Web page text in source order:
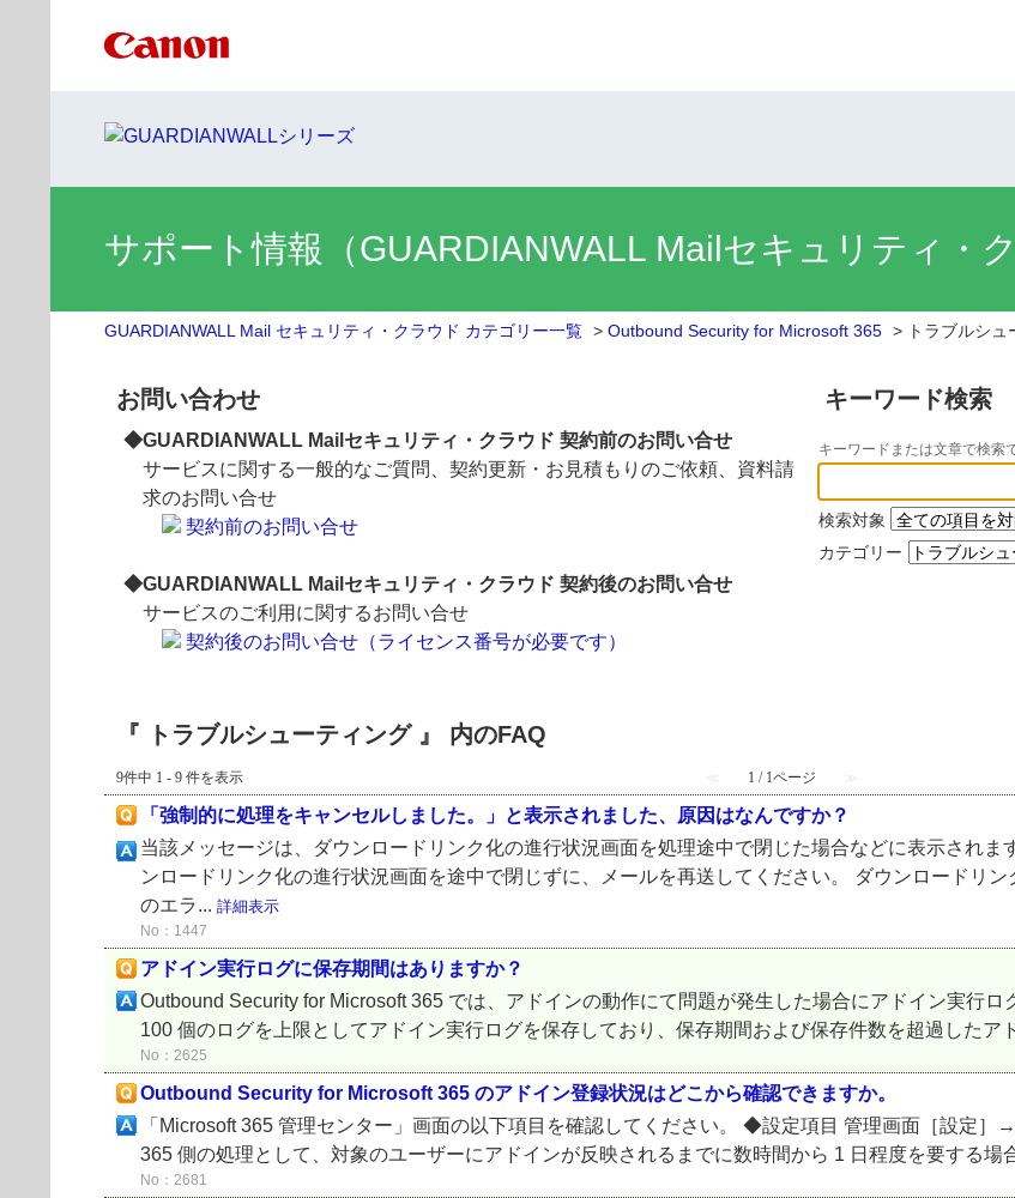
サポート情報（GUARDIANWALL Mailセキュリティ・ク
GUARDIANWALL Mail セキュリティ・クラウド カテゴリー一覧 > Outbound Security for Microsoft 365 > トラブルシ
お問い合わせ
◆GUARDIANWALL Mailセキュリティ・クラウド 契約前のお問い合せ
サービスに関する一般的なご質問、契約更新・お見積もりのご依頼、資料請
求のお問い合せ
契約前のお問い合せ
◆GUARDIANWALL Mailセキュリティ・クラウド 契約後のお問い合せ
サービスのご利用に関するお問い合せ
契約後のお問い合せ（ライセンス番号が必要です）
キーワード検索
キーワードまたは文章で検索
検索対象
カテゴリー
『 トラブルシューティング 』 内のFAQ
9件中 1 - 9 件を表示 ≪ 1 / 1ページ ≫
「強制的に処理をキャンセルしました。」と表示されました、原因はなんですか？
当該メッセージは、ダウンロードリンク化の進行状況画面を処理途中で閉じた場合などに表示され
ンロードリンク化の進行状況画面を途中で閉じずに、メールを再送してください。 ダウンロードリ
のエラ... 詳細表示
No：1447
アドイン実行ログに保存期間はありますか？
Outbound Security for Microsoft 365 では、アドインの動作にて問題が発生した場合にアドイン実行
100 個のログを上限としてアドイン実行ログを保存しており、保存期間および保存件数を超過したア
No：2625
Outbound Security for Microsoft 365 のアドイン登録状況はどこから確認できますか。
「Microsoft 365 管理センター」画面の以下項目を確認してください。 ◆設定項目 管理画面［設定
365 側の処理として、対象のユーザーにアドインが反映されるまでに数時間から 1 日程度を要する場
No：2681